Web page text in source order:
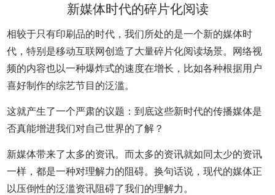
新媒体时代的碎片化阅读
相较于只有印刷品的时代，我们所处的是一个新的媒体时
代，特别是移动互联网创造了大量碎片化阅读场景。网络视
频的内容也以一种爆炸式的速度在增长，比如各种根据用户
喜好制作的综艺节目的泛滥。
这就产生了一个严肃的议题：到底这些新时代的传播媒体是
否真能增进我们对自己世界的了解？
新媒体带来了太多的资讯。而太多的资讯就如同太少的资讯
一样，都是一种对理解力的阻碍。换句话说，现代的媒体正
以压倒性的泛滥资讯阻碍了我们的理解力。